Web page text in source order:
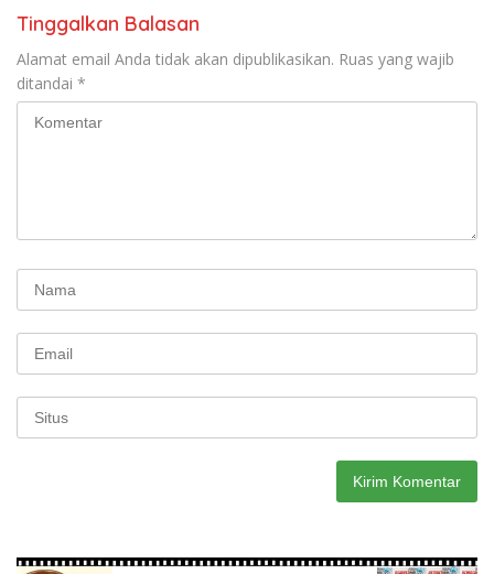
Tinggalkan Balasan
Alamat email Anda tidak akan dipublikasikan. Ruas yang wajib
ditandai *